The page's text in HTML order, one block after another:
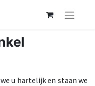
u hartelijk en staan we